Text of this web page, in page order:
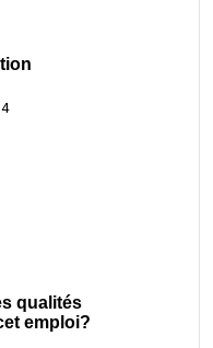
qualités
emploi?